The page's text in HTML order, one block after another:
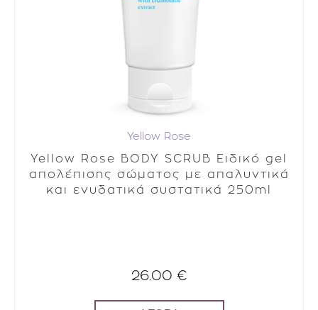
Yellow Rose
Yellow Rose BODY SCRUB Ειδικό gel
απολέπισης σώματος με απαλυντικά
και ενυδατικά συστατικά 250ml
26.00 €